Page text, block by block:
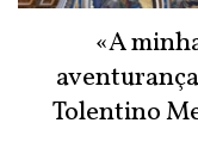
«A
Tolentino